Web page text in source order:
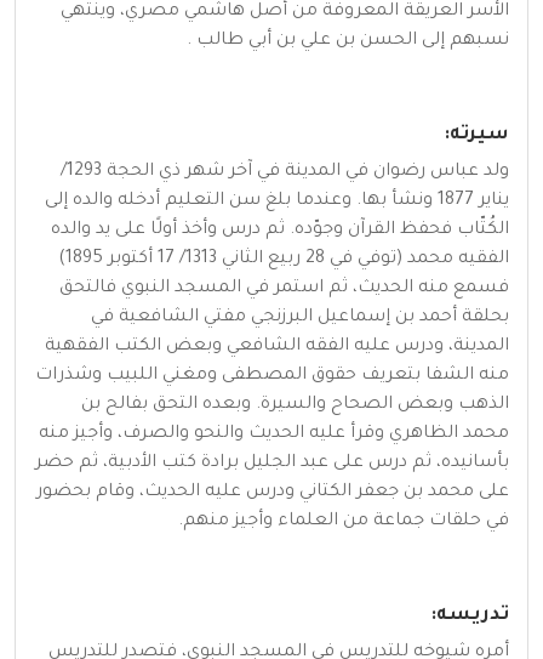
الأسر العريقة المعروفة من أصل هاشمي مصري، وينتهي
نسبهم إلى الحسن بن علي بن أبي طالب .
سيرته:
ولد عباس رضوان في المدينة في آخر شهر ذي الحجة 1293/
يناير 1877 ونشأ بها. وعندما بلغ سن التعليم أدخله والده إلى
الكُتّاب فحفظ القرآن وجوّده. ثم درس وأخذ أولًا على يد والده
الفقيه محمد (توفي في 28 ربيع الثاني 1313/ 17 أكتوبر 1895)
فسمع منه الحديث، ثم استمر في المسجد النبوي فالتحق
بحلقة أحمد بن إسماعيل البرزنجي مفتي الشافعية في
المدينة، ودرس عليه الفقه الشافعي وبعض الكتب الفقهية
منه الشفا بتعريف حقوق المصطفى ومغني اللبيب وشذرات
الذهب وبعض الصحاح والسيرة. وبعده التحق بفالح بن
محمد الظاهري وقرأ عليه الحديث والنحو والصرف، وأجيز منه
بأسانيده، ثم درس على عبد الجليل برادة كتب الأدبية، ثم حضر
على محمد بن جعفر الكتاني ودرس عليه الحديث، وقام بحضور
في حلقات جماعة من العلماء وأجيز منهم.
تدريسه:
أمره شيوخه للتدريس في المسجد النبوي، فتصدر للتدريس